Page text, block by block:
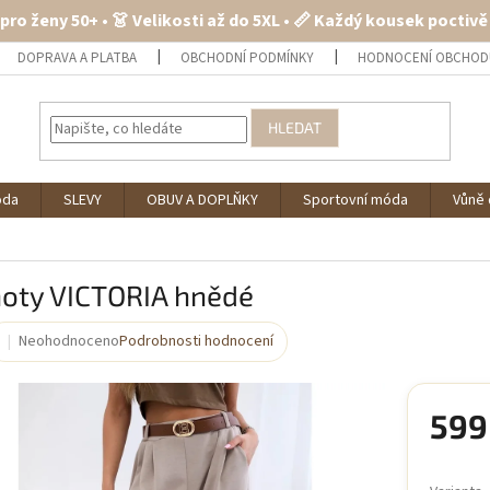
ženy 50+ • 👗 Velikosti až do 5XL • 📏 Každý kousek
DOPRAVA A PLATBA OBCHODNÍ PODMÍNKY HODNOCENÍ
HLEDAT
SLEVY OBUV A DOPLŇKY Sportovní móda
VICTORIA hnědé
Průměrné
NeohodnocenoPodrobnosti hodnocení